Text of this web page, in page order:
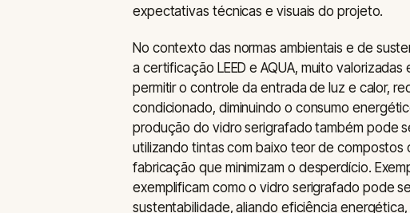
expectativas técnicas e visuais do projeto.
No contexto das normas ambientais e de
a certificação LEED e AQUA, muito
permitir o controle da entrada de luz e calor,
condicionado, diminuindo o consumo
produção do vidro serigrafado também pode
utilizando tintas com baixo teor de
fabricação que minimizam o desperdício.
exemplificam como o vidro serigrafado pode
sustentabilidade, aliando eficiência